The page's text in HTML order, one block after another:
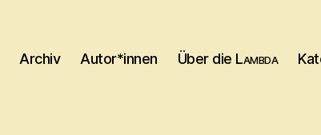
Archiv Autor*innen Über die Lambda